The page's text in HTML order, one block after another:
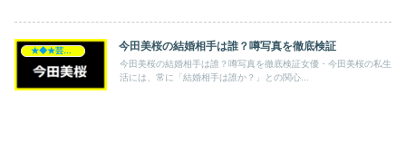
今田美桜の結婚相手は誰？噂写真を徹底検証
今田美桜の結婚相手は誰？噂写真を徹底検証女優・今田美桜の私生
活には、常に「結婚相手は誰か？」との関心...